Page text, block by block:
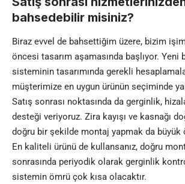
bahsedebilir misiniz?
Biraz evvel de bahsettiğim üzere, bizim
öncesi tasarım aşamasında başlıyor. Yeni
sisteminin tasarımında gerekli
müşterimize en uygun ürünün seçiminde
Satış sonrası noktasında da gerginlik,
desteği veriyoruz. Zira kayışı ve kasnağı
doğru bir şekilde montaj yapmak da büyük
En kaliteli ürünü de kullansanız, doğru
sonrasında periyodik olarak gerginlik
sistemin ömrü çok kısa olacaktır.